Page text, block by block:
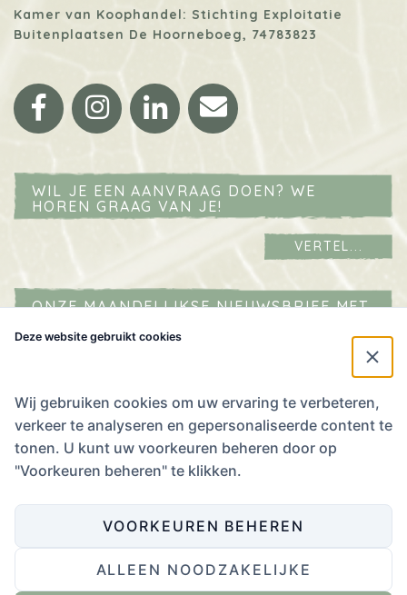
Kamer van Koophandel: Stichting Exploitatie
Buitenplaatsen De Hoorneboeg, 74783823
Facebook
Instagram
LinkedIn
Email
WIL JE EEN AANVRAAG DOEN? WE
HOREN GRAAG VAN JE!
VERTEL...
ONZE MAANDELIJKSE NIEUWSBRIEF MET
stem
in
Ik stem in met hetPrivacybeleid.
Website ontwikkeling door Eenvoud, ontwerp door Zender
Deze website gebruikt cookies
Wij gebruiken cookies om uw ervaring te verbeteren,
verkeer te analyseren en gepersonaliseerde content te
tonen. U kunt uw voorkeuren beheren door op
"Voorkeuren beheren" te klikken.
VOORKEUREN BEHEREN
ALLEEN NOODZAKELIJKE